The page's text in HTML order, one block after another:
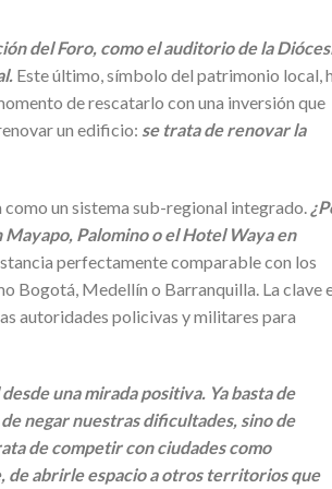
del Foro, como el auditorio de la
Este último, símbolo del patrimonio local,
de rescatarlo con una inversión que
un edificio: se trata de renovar la
un sistema sub-regional integrado.
Palomino o el Hotel Waya en
perfectamente comparable con los
Bogotá, Medellín o Barranquilla. La clave
autoridades policivas y militares para
una mirada positiva. Ya basta de
negar nuestras dificultades, sino de
de competir con ciudades como
de abrirle espacio a otros territorios que